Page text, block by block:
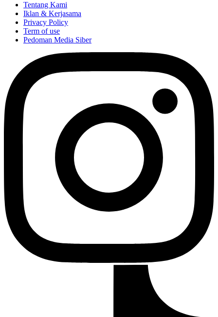
Tentang Kami
Iklan & Kerjasama
Privacy Policy
Term of use
Pedoman Media Siber